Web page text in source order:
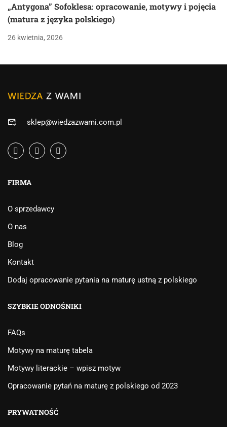
„Antygona” Sofoklesa: opracowanie, motywy i pojęcia
(matura z języka polskiego)
26 kwietnia, 2026
sklep@wiedzazwami.com.pl
FIRMA
O sprzedawcy
O nas
Blog
Kontakt
Dodaj opracowanie pytania na maturę ustną z polskiego
SZYBKIE ODNOŚNIKI
FAQs
Motywy na maturę tabela
Motywy literackie – wpisz motyw
Opracowanie pytań na maturę z polskiego od 2023
PRYWATNOŚĆ